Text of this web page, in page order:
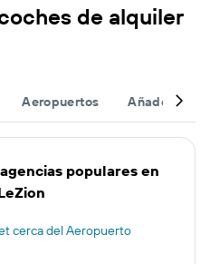
de alquiler
Aeropuertos Añade un
populares en
cerca del Aeropuerto